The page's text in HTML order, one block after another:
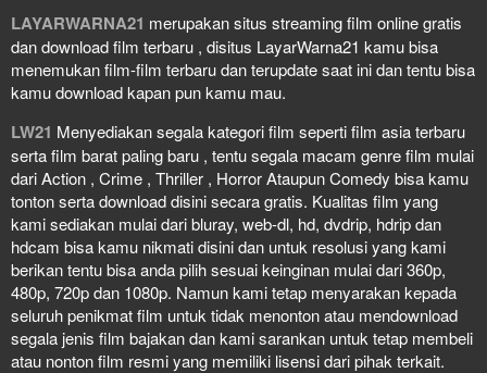
LAYARWARNA21 merupakan situs streaming film online gratis
dan download film terbaru , disitus LayarWarna21 kamu bisa
menemukan film-film terbaru dan terupdate saat ini dan tentu bisa
kamu download kapan pun kamu mau.
LW21 Menyediakan segala kategori film seperti film asia terbaru
serta film barat paling baru , tentu segala macam genre film mulai
dari Action , Crime , Thriller , Horror Ataupun Comedy bisa kamu
tonton serta download disini secara gratis. Kualitas film yang
kami sediakan mulai dari bluray, web-dl, hd, dvdrip, hdrip dan
hdcam bisa kamu nikmati disini dan untuk resolusi yang kami
berikan tentu bisa anda pilih sesuai keinginan mulai dari 360p,
480p, 720p dan 1080p. Namun kami tetap menyarakan kepada
seluruh penikmat film untuk tidak menonton atau mendownload
segala jenis film bajakan dan kami sarankan untuk tetap membeli
atau nonton film resmi yang memiliki lisensi dari pihak terkait.